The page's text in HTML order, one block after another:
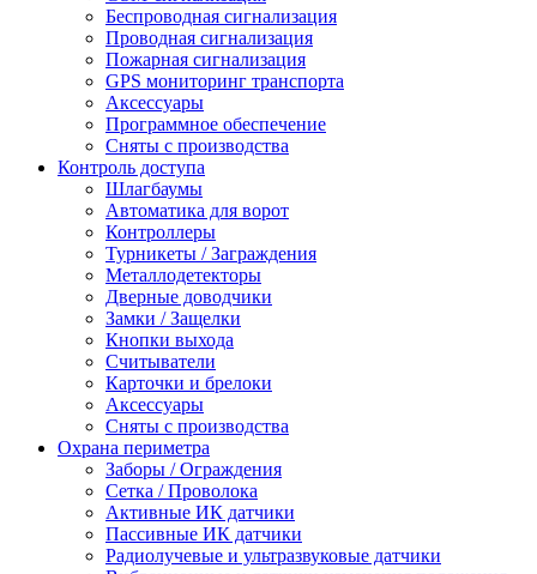
Беспроводная сигнализация
Проводная сигнализация
Пожарная сигнализация
GPS мониторинг транспорта
Аксессуары
Программное обеспечение
Сняты с производства
Контроль доступа
Шлагбаумы
Автоматика для ворот
Контроллеры
Турникеты / Заграждения
Металлодетекторы
Дверные доводчики
Замки / Защелки
Кнопки выхода
Считыватели
Карточки и брелоки
Аксессуары
Сняты с производства
Охрана периметра
Заборы / Ограждения
Сетка / Проволока
Активные ИК датчики
Пассивные ИК датчики
Радиолучевые и ультразвуковые датчики